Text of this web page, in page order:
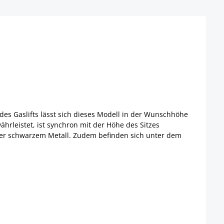
Gaslifts lässt sich dieses Modell in der Wunschhöhe
ist synchron mit der Höhe des Sitzes
schwarzem Metall. Zudem befinden sich unter dem